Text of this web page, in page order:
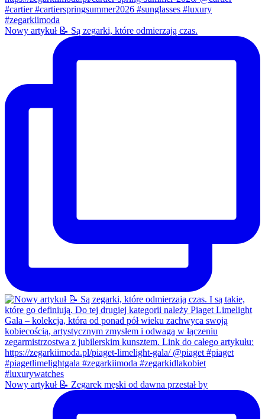
Nowy artykuł 📝 Są zegarki, które odmierzają czas.
Nowy artykuł 📝 Zegarek męski od dawna przestał by